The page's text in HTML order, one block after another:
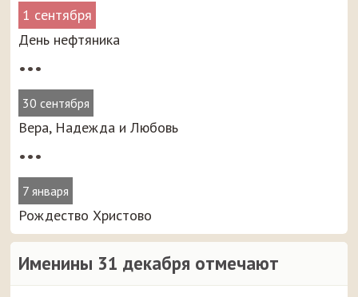
1 сентября
День нефтяника
•••
30 сентября
Вера, Надежда и Любовь
•••
7 января
Рождество Христово
Именины 31 декабря отмечают